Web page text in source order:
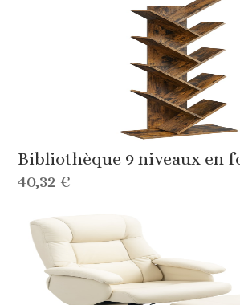
Bibliothèque 9 niveaux en
40,32 €